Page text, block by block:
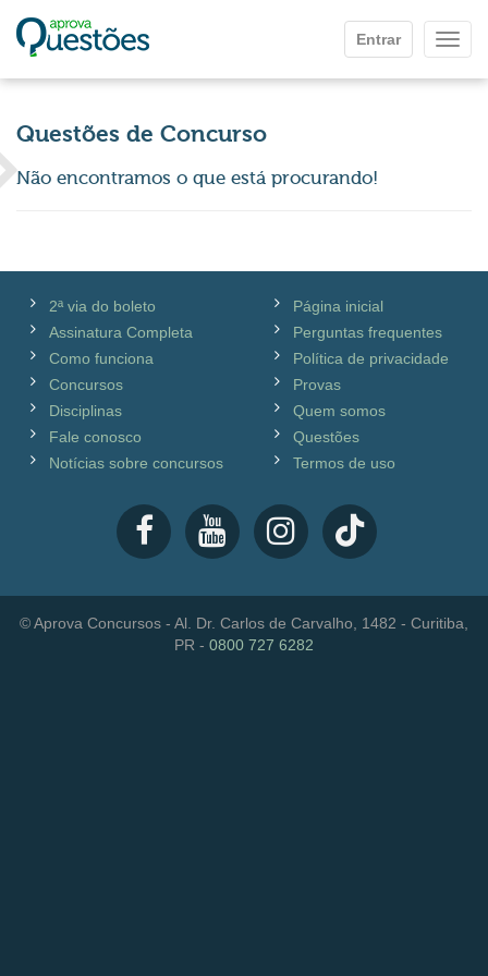
Entrar
Questões de Concurso
Não encontramos o que está procurando!
2ª via do boleto
Assinatura Completa
Como funciona
Concursos
Disciplinas
Fale conosco
Notícias sobre concursos
Página inicial
Perguntas frequentes
Política de privacidade
Provas
Quem somos
Questões
Termos de uso
© Aprova Concursos - Al. Dr. Carlos de Carvalho, 1482 - Curitiba,
PR - 0800 727 6282